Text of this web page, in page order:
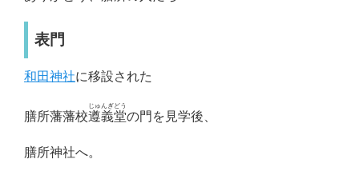
表門
和田神社に移設された
膳所藩藩校遵義堂
じゅんぎどう
の門を見学後、
膳所神社へ。